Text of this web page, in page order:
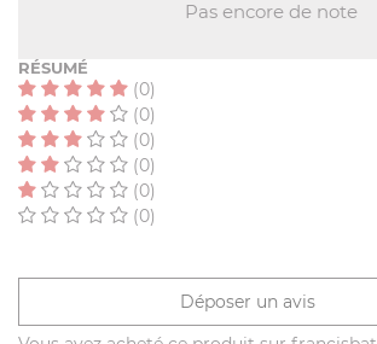
Pas encore de note
RÉSUMÉ
(0)
(0)
(0)
(0)
(0)
(0)
Déposer un avis